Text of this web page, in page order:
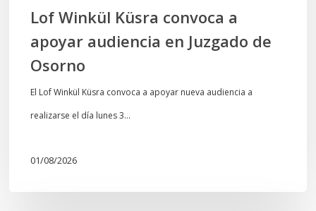
Lof Winkül Küsra convoca a
apoyar audiencia en Juzgado de
Osorno
El Lof Winkül Küsra convoca a apoyar nueva audiencia a
realizarse el día lunes 3…
01/08/2026